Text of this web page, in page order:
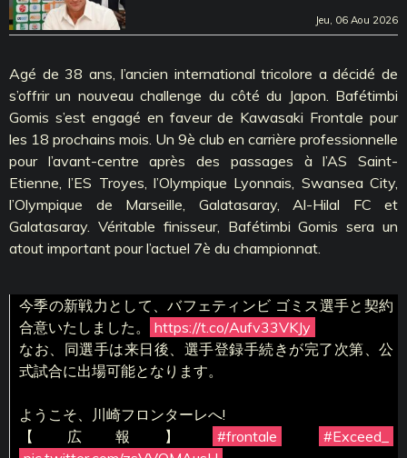
Jeu, 06 Aou 2026
Agé de 38 ans, l’ancien international tricolore a décidé de
s’offrir un nouveau challenge du côté du Japon. Bafétimbi
Gomis s’est engagé en faveur de Kawasaki Frontale pour
les 18 prochains mois. Un 9è club en carrière professionnelle
pour l’avant-centre après des passages à l’AS Saint-
Etienne, l’ES Troyes, l’Olympique Lyonnais, Swansea City,
l’Olympique de Marseille, Galatasaray, Al-Hilal FC et
Galatasaray. Véritable finisseur, Bafétimbi Gomis sera un
atout important pour l’actuel 7è du championnat.
今季の新戦力として、バフェティンビ ゴミス選手と契約
合意いたしました。
https://t.co/Aufv33VKJy
なお、同選手は来日後、選手登録手続きが完了次第、公
式試合に出場可能となります。
ようこそ、川崎フロンターレへ!
【広報】
#frontale
#Exceed_